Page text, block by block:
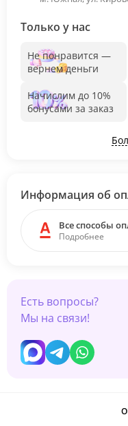
Только у нас
Не понравится —
вернем деньги
Начислим до 10%
бонусами за заказ
Информация об
Все способы
Подробнее
Есть вопросы?
Мы на связи!